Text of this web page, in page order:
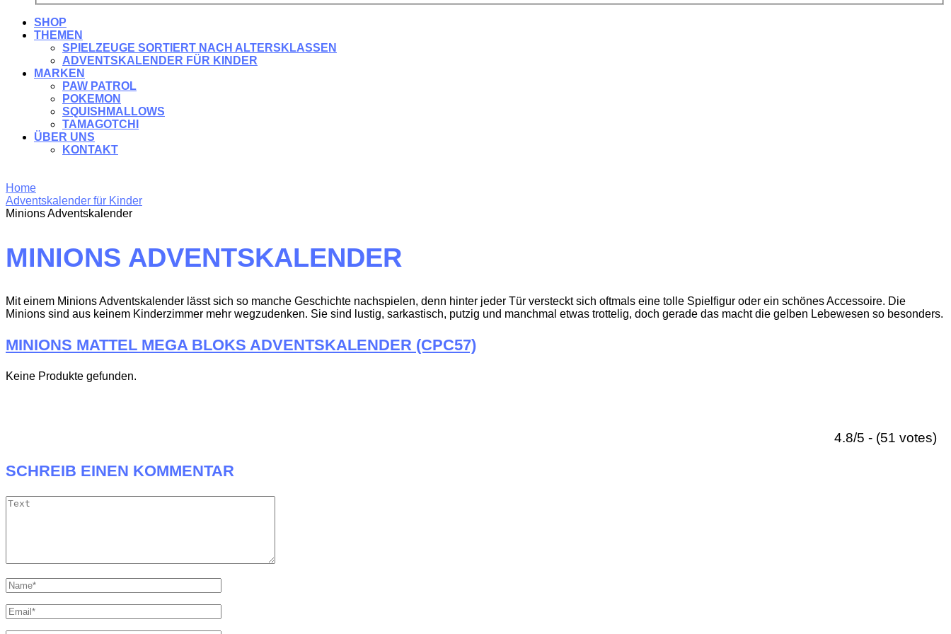
SHOP
THEMEN
SPIELZEUGE SORTIERT NACH ALTERSKLASSEN
ADVENTSKALENDER FÜR KINDER
MARKEN
PAW PATROL
POKEMON
SQUISHMALLOWS
TAMAGOTCHI
ÜBER UNS
KONTAKT
Home
Adventskalender für Kinder
Minions Adventskalender
MINIONS ADVENTSKALENDER
Mit einem Minions Adventskalender lässt sich so manche Geschichte nachspielen, denn hinter jeder Tür versteckt sich oftmals eine tolle Spielfigur oder ein schönes Accessoire. Die
Minions sind aus keinem Kinderzimmer mehr wegzudenken. Sie sind lustig, sarkastisch, putzig und manchmal etwas trottelig, doch gerade das macht die gelben Lebewesen so besonders.
MINIONS MATTEL MEGA BLOKS ADVENTSKALENDER (CPC57)
Keine Produkte gefunden.
4.8/5 - (51 votes)
SCHREIB EINEN KOMMENTAR